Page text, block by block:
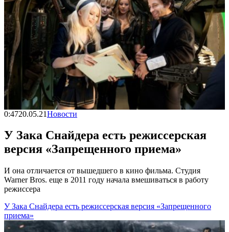
0:4720.05.21Новости
У Зака Снайдера есть режиссерская
версия «Запрещенного приема»
И она отличается от вышедшего в кино фильма. Студия
Warner Bros. еще в 2011 году начала вмешиваться в работу
режиссера
У Зака Снайдера есть режиссерская версия «Запрещенного
приема»